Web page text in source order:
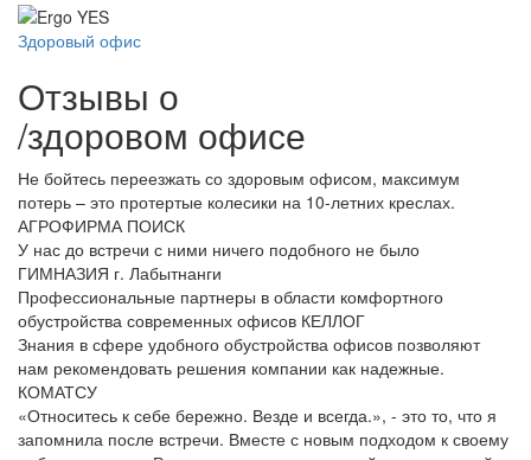
Здоровый офис
Отзывы о
/здоровом офисе
Не бойтесь переезжать со здоровым офисом, максимум
потерь – это протертые колесики на 10-летних креслах.
АГРОФИРМА ПОИСК
У нас до встречи с ними ничего подобного не было
ГИМНАЗИЯ г. Лабытнанги
Профессиональные партнеры в области комфортного
обустройства современных офисов КЕЛЛОГ
Знания в сфере удобного обустройства офисов позволяют
нам рекомендовать решения компании как надежные.
КОМАТСУ
«Относитесь к себе бережно. Везде и всегда.», - это то, что я
запомнила после встречи. Вместе с новым подходом к своему